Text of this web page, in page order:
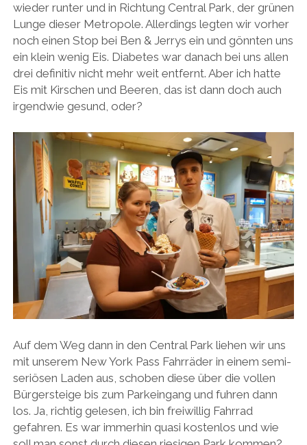
wieder runter und in Richtung Central Park, der grünen
Lunge dieser Metropole. Allerdings legten wir vorher
noch einen Stop bei Ben & Jerrys ein und gönnten uns
ein klein wenig Eis. Diabetes war danach bei uns allen
drei definitiv nicht mehr weit entfernt. Aber ich hatte
Eis mit Kirschen und Beeren, das ist dann doch auch
irgendwie gesund, oder?
Auf dem Weg dann in den Central Park liehen wir uns
mit unserem New York Pass Fahrräder in einem semi-
seriösen Laden aus, schoben diese über die vollen
Bürgersteige bis zum Parkeingang und fuhren dann
los. Ja, richtig gelesen, ich bin freiwillig Fahrrad
gefahren. Es war immerhin quasi kostenlos und wie